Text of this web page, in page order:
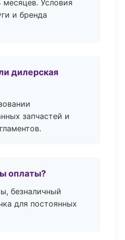
Условия
и бренда
дилерская
запчастей и
оплаты?
безналичный
для постоянных